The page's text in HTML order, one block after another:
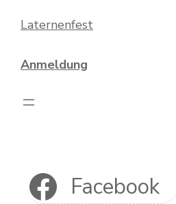
Laternenfest
Anmeldung
Facebook